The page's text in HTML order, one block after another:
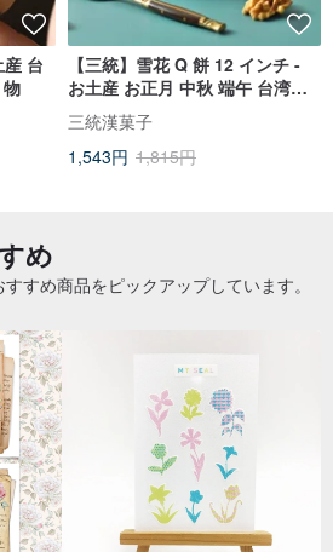
産 台
【三統】雪花 Q 餅 12 インチ -
お土産 お正月 中秋 端午 台湾手
土産 ギフトボックス
三統漢菓子
1,543円 1,815円
め
すめ商品をピックアップしています。